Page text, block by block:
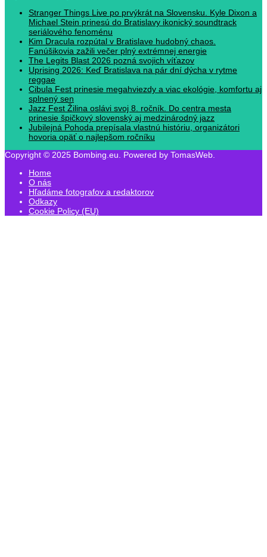
Stranger Things Live po prvýkrát na Slovensku. Kyle Dixon a
Michael Stein prinesú do Bratislavy ikonický soundtrack
seriálového fenoménu
Kim Dracula rozpútal v Bratislave hudobný chaos.
Fanúšikovia zažili večer plný extrémnej energie
The Legits Blast 2026 pozná svojich víťazov
Uprising 2026: Keď Bratislava na pár dní dýcha v rytme
reggae
Cibula Fest prinesie megahviezdy a viac ekológie, komfortu aj
splnený sen
Jazz Fest Žilina oslávi svoj 8. ročník. Do centra mesta
prinesie špičkový slovenský aj medzinárodný jazz
Jubilejná Pohoda prepísala vlastnú históriu, organizátori
hovoria opäť o najlepšom ročníku
Copyright © 2025 Bombing.eu. Powered by TomasWeb.
Home
O nás
Hľadáme fotografov a redaktorov
Odkazy
Cookie Policy (EU)